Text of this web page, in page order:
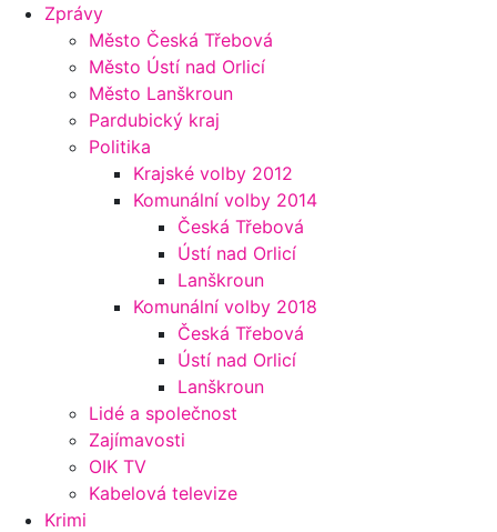
Zprávy
Město Česká Třebová
Město Ústí nad Orlicí
Město Lanškroun
Pardubický kraj
Politika
Krajské volby 2012
Komunální volby 2014
Česká Třebová
Ústí nad Orlicí
Lanškroun
Komunální volby 2018
Česká Třebová
Ústí nad Orlicí
Lanškroun
Lidé a společnost
Zajímavosti
OIK TV
Kabelová televize
Krimi